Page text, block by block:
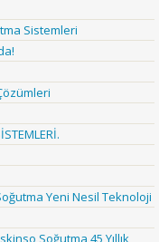
Sistemleri
Yeni Nesil Teknoloji